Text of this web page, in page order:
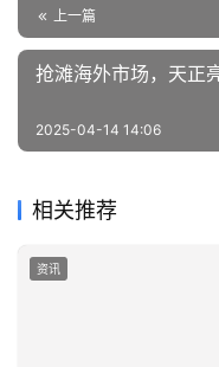
上一篇
抢滩海外市场，天正
2025-04-14 14:06
相关推荐
资讯